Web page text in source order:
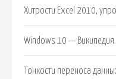
Хитрости Excel 2010,
Windows 10 — Википедия.
Тонкости переноса